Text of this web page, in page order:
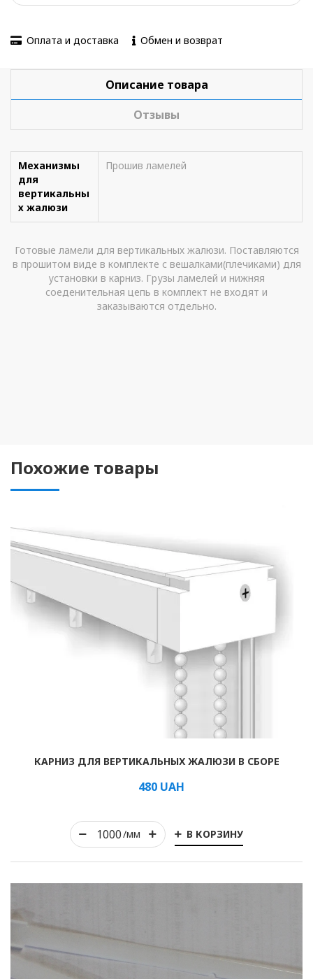
Римские
Оплата и доставка Обмен и возврат
Описание товара
Отзывы
Механизмы
для
вертикальны
х жалюзи
Прошив ламелей
Готовые ламели для вертикальных жалюзи. Поставляются
в прошитом виде в комплекте с вешалками(плечиками) для
установки в карниз. Грузы ламелей и нижняя
соеденительная цепь в комплект не входят и
заказываются отдельно.
Похожие товары
/мм В КОРЗИНУ
КАРНИЗ ДЛЯ ВЕРТИКАЛЬНЫХ ЖАЛЮЗИ В СБОРЕ
480 UAH